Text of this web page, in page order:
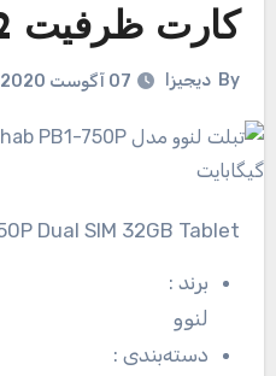
کارت ظرفیت 32 گیگابایت
By دیجیزا 07 آگوست 2020
Dual SIM 32GB Tablet
برند:
لنوو
دسته‌بندی: